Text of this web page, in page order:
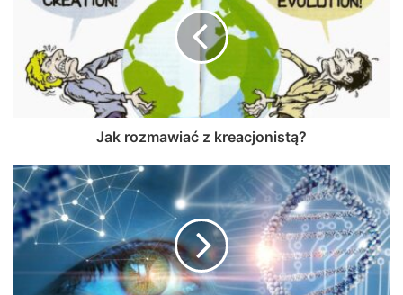
Jak rozmawiać z kreacjonistą?